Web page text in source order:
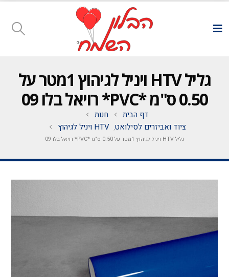
גליל HTV ויניל לגיהוץ 1מטר על
0.50 ס"מ *PVC* רויאל בלו 09
דף הבית
חנות
ציוד ואביזרים לסילואט, HTV ויניל לגיהוץ
גליל HTV ויניל לגיהוץ 1מטר על 0.50 ס"מ *PVC* רויאל בלו 09